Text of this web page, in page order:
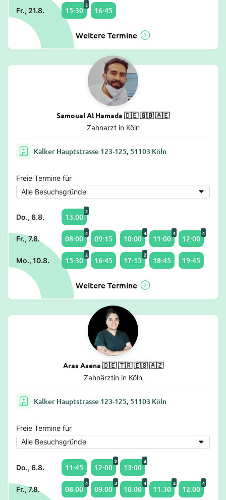
Fr., 21.8. 15:30
2
16:45
Weitere Termine
Samoual Al Hamada 🇩🇪 🇬🇧 🇦🇪
Zahnarzt in Köln
Kalker Hauptstrasse 123-125, 51103 Köln
Freie Termine für
Do., 6.8. 13:00
2
Fr., 7.8. 08:00
4
09:15 10:00
4
11:00
4
12:00
4
Mo., 10.8. 15:30
2
16:45 17:15
2
18:45 19:45
Weitere Termine
Aras Asena 🇩🇪 🇹🇷 🇪🇸 🇦🇿
Zahnärztin in Köln
Kalker Hauptstrasse 123-125, 51103 Köln
Freie Termine für
Do., 6.8. 11:45 12:00
2
13:00
4
Fr., 7.8. 08:00
4
09:00
3
10:00
4
11:30
2
12:00
4